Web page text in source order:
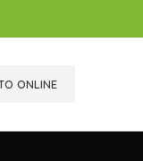
ONLINE